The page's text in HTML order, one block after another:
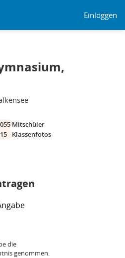
Einloggen
Mitschüler
15
Klassenfotos
die
genommen.